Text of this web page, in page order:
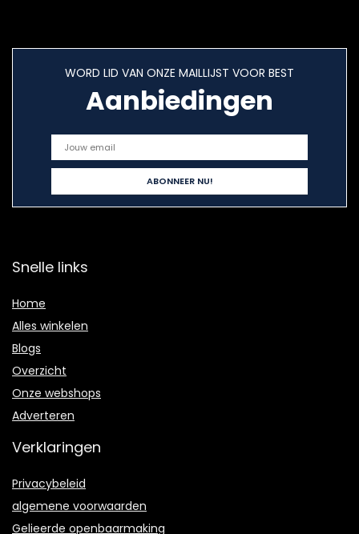
WORD LID VAN ONZE MAILLIJST VOOR BEST
Aanbiedingen
Snelle links
Home
Alles winkelen
Blogs
Overzicht
Onze webshops
Adverteren
Verklaringen
Privacybeleid
algemene voorwaarden
Gelieerde openbaarmaking